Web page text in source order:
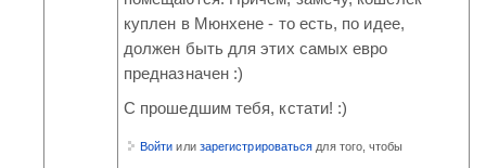
куплен в Мюнхене - то есть, по идее,
должен быть для этих самых евро
предназначен :)
С прошедшим тебя, кстати! :)
Войти или зарегистрироваться для того, чтобы